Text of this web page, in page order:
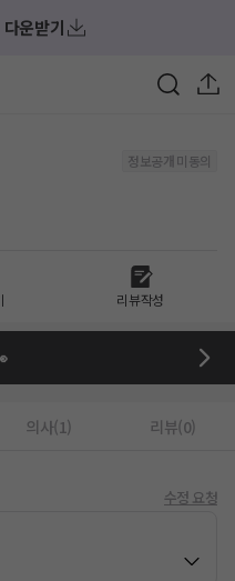
운받기
정보공개 미동의
리뷰작성
의사(1) 리뷰(0)
수정 요청